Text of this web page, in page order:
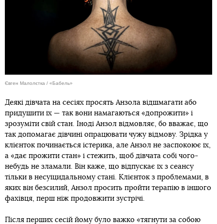
Євген Малолєтка / «Бабель»
Деякі дівчата на сесіях просять Анзола відшмагати або
придушити їх — так вони намагаються «допрожити» і
зрозуміти свій стан. Іноді Анзол відмовляє, бо вважає, що
так допомагає дівчині опрацювати чужу відмову. Зрідка у
клієнток починається істерика, але Анзол не заспокоює їх,
а «дає прожити стан» і стежить, щоб дівчата собі чого-
небудь не зламали. Він каже, що відпускає їх з сеансу
тільки в несуїцидальному стані. Клієнток з проблемами, в
яких він безсилий, Анзол просить пройти терапію в іншого
фахівця, перш ніж продовжити зустрічі.
Після перших сесій йому було важко «тягнути за собою